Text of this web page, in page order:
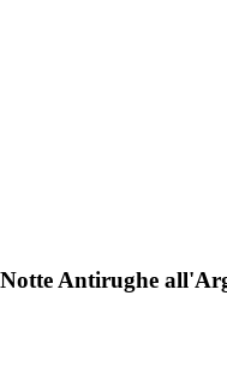
Notte Antirughe